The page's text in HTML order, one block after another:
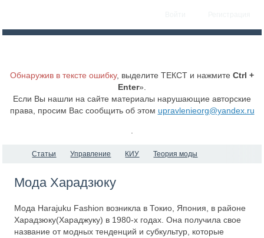
Обнаружив в тексте ошибку, выделите ТЕКСТ и нажмите Ctrl +
Enter».
Если Вы нашли на сайте материалы нарушающие авторские
права, просим Вас сообщить об этом upravlenieorg@yandex.ru
Статьи Управление КИУ Теория моды
Мода Харадзюку
Мода Harajuku Fashion возникла в Токио, Япония, в районе
Харадзюку(Хараджуку) в 1980-х годах. Она получила свое
название от модных тенденций и субкультур, которые